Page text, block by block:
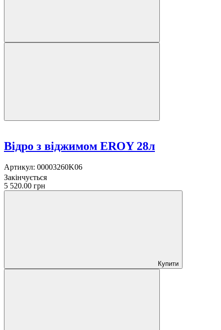
Відро з віджимом EROY 28л
Артикул: 00003260K06
Закінчується
5 520.00 грн
Купити